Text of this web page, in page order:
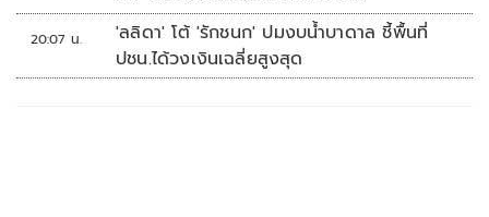
20:07 น.
'ลลิดา' โต้ 'รักชนก' ปมงบน้ำบาดาล ชี้พื้นที่
ปชน.ได้วงเงินเฉลี่ยสูงสุด